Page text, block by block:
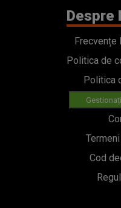
Despre
Frecvențe
Politica de
Politica
Cod